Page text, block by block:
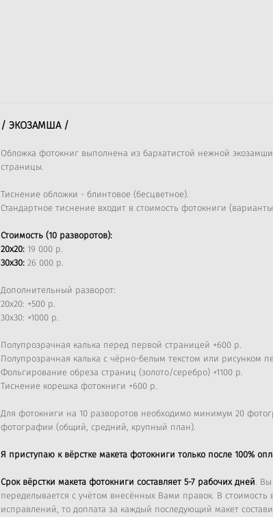
/ ЭКОЗАМША /
Обложка фотокниг выполнена из бархатистой нежной
страницы.
Тиснение обложки - блинтовое (бесцветное).
Стандартное тиснение входит в стоимость фотокниги
Стоимость (10 разворотов):
20х20: 19 000 р.
30х30: 26 000 р.
Дополнительный разворот:
20х20: +500 р.
30х30: +1000 р.
Полупрозрачная калька перед первой страницей +600 р.
Полупрозрачная калька с чёрно-белым текстом или рисунком
Фольгирование обреза страниц (золото/серебро) +1100 р.
Тиснение корешка фотокниги +600 р.
Для фотокниги на 10 разворотов необходимо минимум 20
фотографии (общий, средний, крупный план).
Я приступаю к вёрстке макета фотокниги только после 100%
Срок вёрстки макета фотокниги составляет 5-7 рабочих дней. Вы
переделывается с учётом внесённых Вами правок. В
исправлений, то доплата за каждый последующий макет